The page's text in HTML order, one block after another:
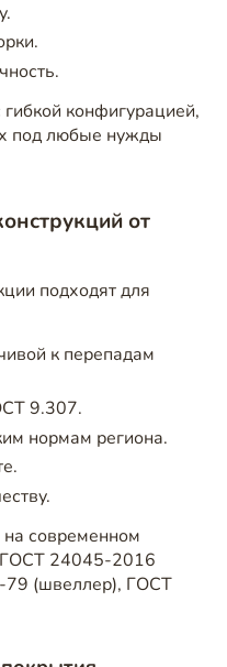
конфигурацией,
под любые нужды
от
подходят для
к перепадам
9.307.
нормам региона.
на современном
ГОСТ 24045-2016
79 (швеллер), ГОСТ